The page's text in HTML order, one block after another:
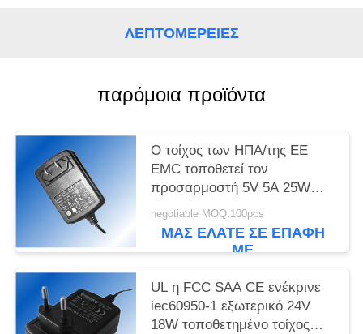
ΛΕΠΤΟΜΈΡΕΙΕΣ
παρόμοια προϊόντα
Ο τοίχος των ΗΠΑ/της ΕΕ
EMC τοποθετεί τον
προσαρμοστή 5V 5A 25W
UL/CE/GS/FCC δύναμης
negotiable MOQ:100pcs
ΜΑΣ ΕΛΆΤΕ ΣΕ ΕΠΑΦΉ
ΜΕ
UL η FCC SAA CE ενέκρινε
iec60950-1 εξωτερικό 24V
18W τοποθετημένο τοίχος